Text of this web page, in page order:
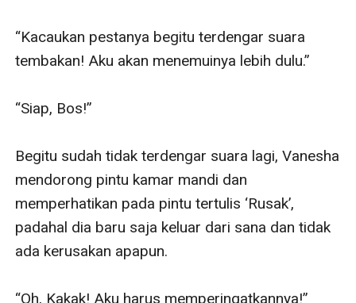
“Kacaukan pestanya begitu terdengar suara
tembakan! Aku akan menemuinya lebih dulu.”
“Siap, Bos!”
Begitu sudah tidak terdengar suara lagi, Vanesha
mendorong pintu kamar mandi dan
memperhatikan pada pintu tertulis ‘Rusak’,
padahal dia baru saja keluar dari sana dan tidak
ada kerusakan apapun.
“Oh, Kakak! Aku harus memperingatkannya!”